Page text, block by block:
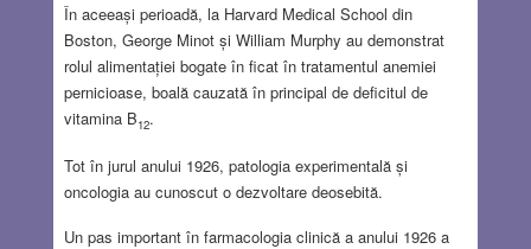
În aceeași perioadă, la Harvard Medical School din
Boston, George Minot și William Murphy au demonstrat
rolul alimentației bogate în ficat în tratamentul anemiei
pernicioase, boală cauzată în principal de deficitul de
vitamina B12.
Tot în jurul anului 1926, patologia experimentală și
oncologia au cunoscut o dezvoltare deosebită.
Un pas important în farmacologia clinică a anului 1926 a